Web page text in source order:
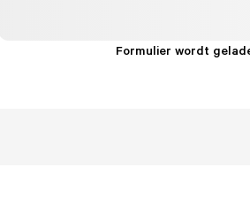
Formulier wordt